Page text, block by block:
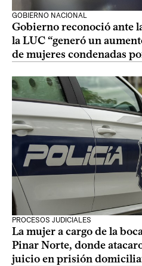
GOBIERNO NACIONAL
Gobierno reconoció ante
la LUC “generó un
de mujeres condenadas
PROCESOS JUDICIALES
La mujer a cargo de la
Pinar Norte, donde
juicio en prisión